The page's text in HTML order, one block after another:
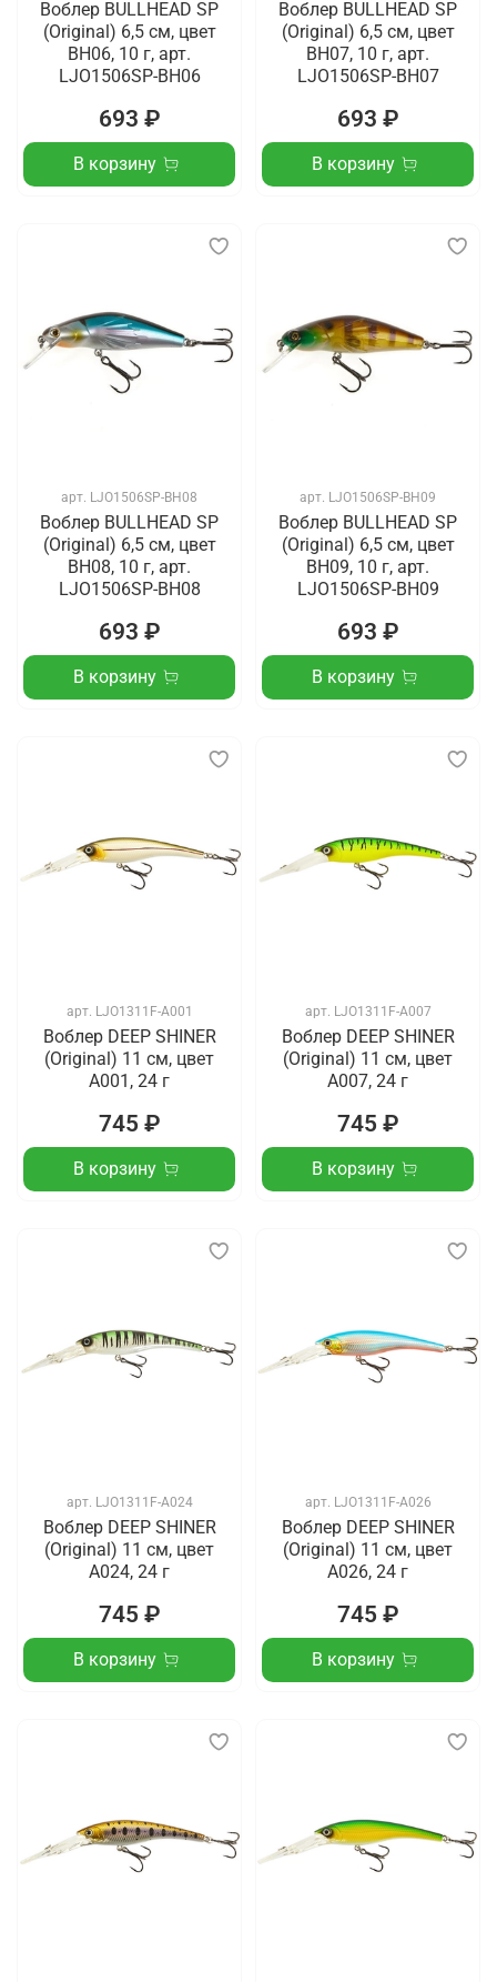
Воблер BULLHEAD SP
(Original) 6,5 см, цвет
BH06, 10 г, арт.
LJO1506SP-BH06
693 ₽
В корзину
Воблер BULLHEAD SP
(Original) 6,5 см, цвет
BH07, 10 г, арт.
LJO1506SP-BH07
693 ₽
В корзину
арт. LJO1506SP-BH08
Воблер BULLHEAD SP
(Original) 6,5 см, цвет
BH08, 10 г, арт.
LJO1506SP-BH08
693 ₽
В корзину
арт. LJO1506SP-BH09
Воблер BULLHEAD SP
(Original) 6,5 см, цвет
BH09, 10 г, арт.
LJO1506SP-BH09
693 ₽
В корзину
арт. LJO1311F-A001
Воблер DEEP SHINER
(Original) 11 см, цвет
A001, 24 г
745 ₽
В корзину
арт. LJO1311F-A007
Воблер DEEP SHINER
(Original) 11 см, цвет
A007, 24 г
745 ₽
В корзину
арт. LJO1311F-A024
Воблер DEEP SHINER
(Original) 11 см, цвет
A024, 24 г
745 ₽
В корзину
арт. LJO1311F-A026
Воблер DEEP SHINER
(Original) 11 см, цвет
A026, 24 г
745 ₽
В корзину